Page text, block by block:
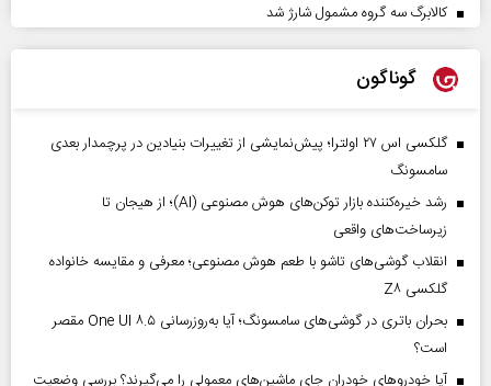
کالابرگ سه گروه مشمول شارژ شد
گوناگون
گلکسی اس ۲۷ اولترا؛ پیش‌نمایشی از تغییرات بنیادین در پرچمدار بعدی
سامسونگ
رشد خیره‌کننده بازار توکن‌های هوش مصنوعی (AI)؛ از هیجان تا
زیرساخت‌های واقعی
انقلاب گوشی‌های تاشو‌ با طعم هوش مصنوعی؛ معرفی و مقایسه خانواده
گلکسی Z۸
بحران باتری در گوشی‌های سامسونگ؛ آیا به‌روزرسانی One UI ۸.۵ مقصر
است؟
آیا خودروهای خودران جای ماشین‌های معمولی را می‌گیرند؟ بررسی وضعیت